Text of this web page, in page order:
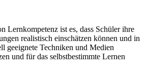
Lernkompetenz ist es, dass Schüler ihre
realistisch einschätzen können und in
geeignete Techniken und Medien
und für das selbstbestimmte Lernen